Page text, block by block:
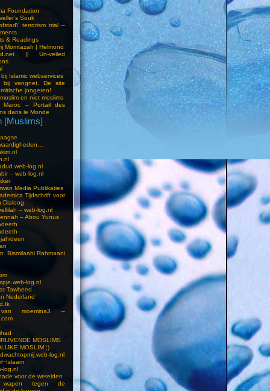
Foundation
Souk
terrorism trial –
& Readings
Momtazah | Helmond
|| Un-veiled
bij Islamic webservices
bij vangnet. De site
jongeren!
en niet moslims
Maroc – Portail des
dans le Monde
[Muslims]
log.nl
– web-log.nl
Media Publikaties
Tijdschrift voor
Dialoog
– web-log.nl
– Abou Yunus
Bismilaahi Rahmaani
log.nl
Tawheed
Nederland
moemina3 –
MOSLIMS
MOSLIM ;)
log.nl
log.nl
voor de werelden
wapen tegen de